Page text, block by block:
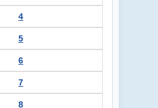
4
5
6
7
8